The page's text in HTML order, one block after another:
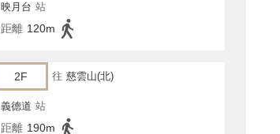
映月台 站
距離 120m
2F 往 慈雲山(北)
義德道 站
距離 190m